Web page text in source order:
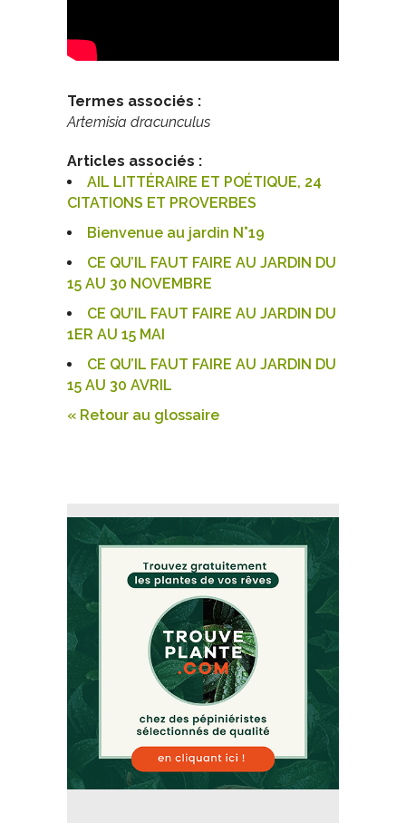
Termes associés :
Artemisia dracunculus
Articles associés :
AIL LITTÉRAIRE ET POÉTIQUE, 24
CITATIONS ET PROVERBES
Bienvenue au jardin N°19
CE QU’IL FAUT FAIRE AU JARDIN DU
15 AU 30 NOVEMBRE
CE QU’IL FAUT FAIRE AU JARDIN DU
1ER AU 15 MAI
CE QU’IL FAUT FAIRE AU JARDIN DU
15 AU 30 AVRIL
« Retour au glossaire